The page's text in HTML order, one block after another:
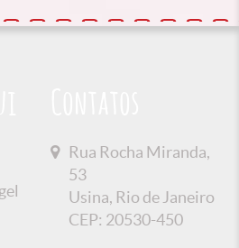
Rua Rocha Miranda,
53
Usina, Rio de Janeiro
CEP: 20530-450